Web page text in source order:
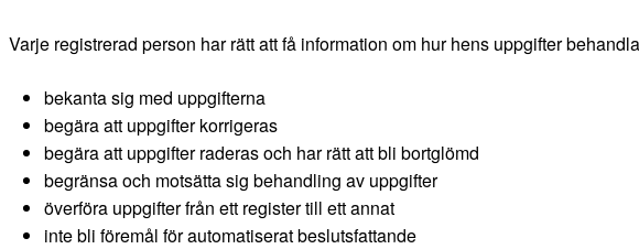
Varje registrerad person har rätt att få information om hur hens uppgifter
bekanta sig med uppgifterna
begära att uppgifter korrigeras
begära att uppgifter raderas och har rätt att bli bortglömd
begränsa och motsätta sig behandling av uppgifter
överföra uppgifter från ett register till ett annat
inte bli föremål för automatiserat beslutsfattande